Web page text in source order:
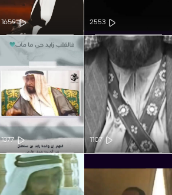
2553
1659
1107
1377